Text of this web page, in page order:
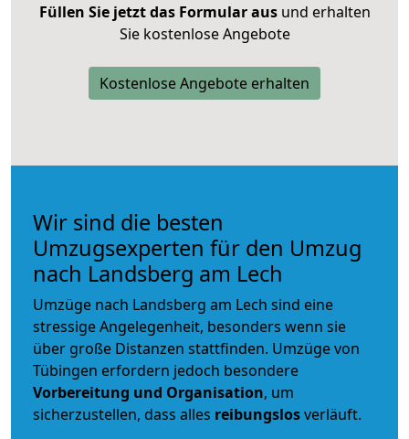
Füllen Sie jetzt das Formular ausund erhalten
Sie kostenlose Angebote
Kostenlose Angebote erhalten
Wir sind die besten
Umzugsexperten für den Umzug
nach Landsberg am Lech
Umzüge nach Landsberg am Lech sind eine
stressige Angelegenheit, besonders wenn sie
über große Distanzen stattfinden. Umzüge von
Tübingen erfordern jedoch besondere
Vorbereitung und Organisation, um
sicherzustellen, dass alles reibungslosverläuft.